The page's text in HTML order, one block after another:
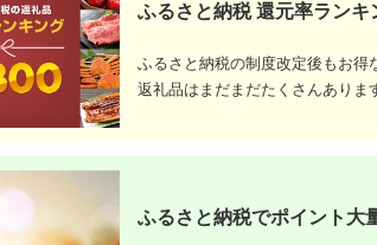
【2026年最新】ふるさと納
税 金券の返礼品ランキング
｜旅行券・食事券・商品券
を比較
ふるさと納税 還元率ランキ
ふるさと納税の制度改定後もお得
返礼品はまだまだたくさんありま
ふるさと納税でポイント大